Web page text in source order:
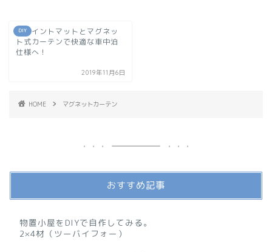
DIY
ジョイントマットとマグネッ
ト式カーテンで快適な車中泊
仕様へ！
2019年11月6日
HOME マグネットカーテン
おすすめ記事
物置小屋をDIYで自作してみる。
2×4材（ツーバイフォー）